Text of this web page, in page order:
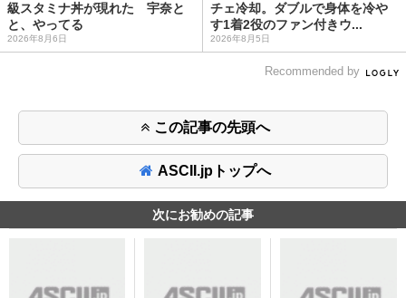
級スタミナ丼が現れた 宇奈と
と、やってる
2026年8月6日
チェ冷却。ダブルで身体を冷や
す1着2役のファン付きウ...
2026年8月5日
Recommended by
この記事の先頭へ
ASCII.jpトップへ
次にお勧めの記事